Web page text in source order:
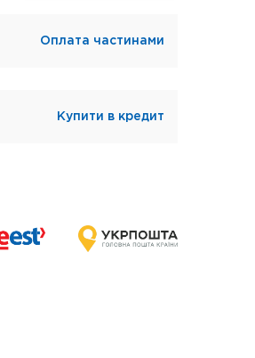
Оплата частинами
Купити в кредит